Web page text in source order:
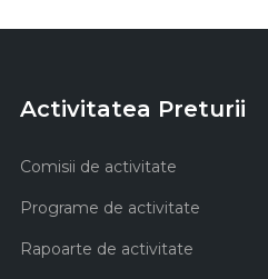
Activitatea Preturii
Comisii de activitate
Programe de activitate
Rapoarte de activitate